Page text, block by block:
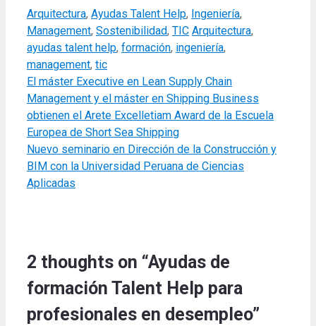
Categories
Arquitectura, Ayudas Talent Help, Ingeniería,
Management, Sostenibilidad, TIC Tags
Arquitectura,
ayudas talent help, formación, ingeniería,
management, tic
El máster Executive en Lean Supply Chain
Management y el máster en Shipping Business
obtienen el Arete Excelletiam Award de la Escuela
Europea de Short Sea Shipping
Nuevo seminario en Dirección de la Construcción y
BIM con la Universidad Peruana de Ciencias
Aplicadas
2 thoughts on “Ayudas de
formación Talent Help para
profesionales en desempleo”